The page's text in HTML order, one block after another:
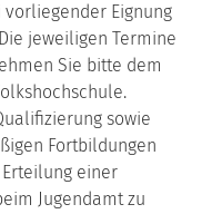
Eignung
jeweiligen Termine
Sie bitte dem
sowie
Fortbildungen
einer
Jugendamt zu